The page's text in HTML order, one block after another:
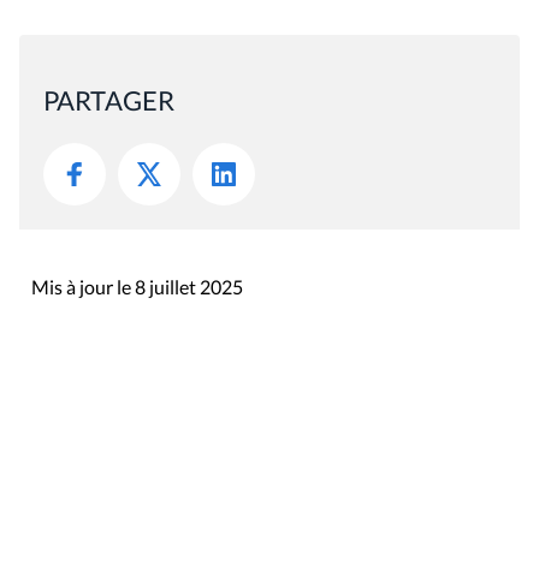
PARTAGER
Mis à jour le 8 juillet 2025